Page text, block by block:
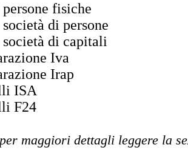
fisiche
di persone
di capitali
Iva
Irap
ISA
F24
per maggiori dettagli leggere la